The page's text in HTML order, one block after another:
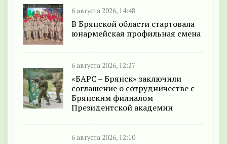
6 августа 2026, 14:48
В Брянской области стартовала
юнармейская профильная смена
6 августа 2026, 12:27
«БАРС – Брянск» заключили
соглашение о сотрудничестве с
Брянским филиалом
Президентской академии
6 августа 2026, 12:10